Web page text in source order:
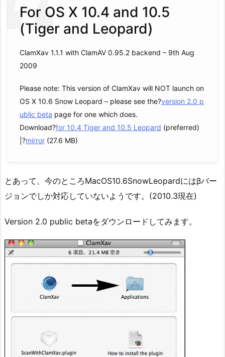
For OS X 10.4 and 10.5
(Tiger and Leopard)
ClamXav 1.1.1 with ClamAV 0.95.2 backend – 9th Aug
2009
Please note: This version of ClamXav will NOT launch on
OS X 10.6 Snow Leopard – please see the?version 2.0 p
ublic beta page for one which does.
Download?for 10.4 Tiger and 10.5 Leopard (preferred)
|?mirror (27.6 MB)
とあって、今のところMacOS10.6SnowLeopardにはβバー
ジョンでしか対応していないようです。(2010.3現在)
Version 2.0 public betaをダウンロードしてみます。